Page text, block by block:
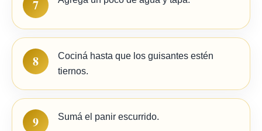
7
8
Cociná hasta que los guisantes estén
tiernos.
9 Sumá el panir escurrido.